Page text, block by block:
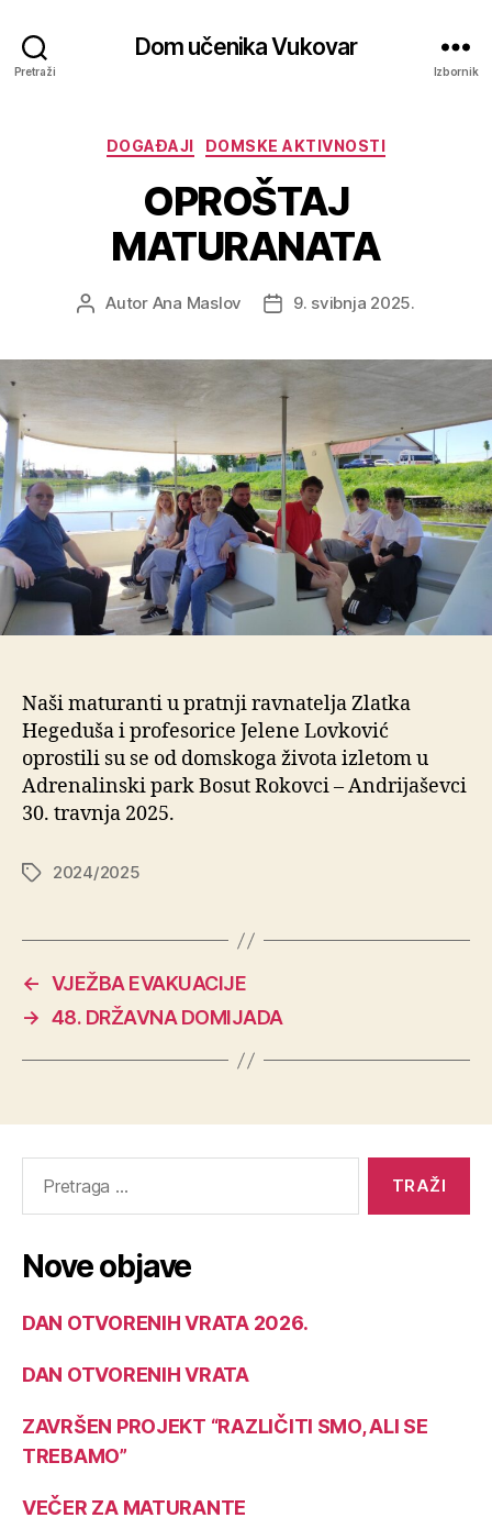
Pretraži
Dom učenika Vukovar
Izbornik
DOGAĐAJI DOMSKE AKTIVNOSTI
OPROŠTAJ
MATURANATA
Autor Ana Maslov 9. svibnja 2025.
Naši maturanti u pratnji ravnatelja Zlatka
Hegeduša i profesorice Jelene Lovković
oprostili su se od domskoga života izletom u
Adrenalinski park Bosut Rokovci – Andrijaševci
30. travnja 2025.
2024/2025
← VJEŽBA EVAKUACIJE
→ 48. DRŽAVNA DOMIJADA
Nove objave
DAN OTVORENIH VRATA 2026.
DAN OTVORENIH VRATA
ZAVRŠEN PROJEKT “RAZLIČITI SMO, ALI SE
TREBAMO”
VEČER ZA MATURANTE